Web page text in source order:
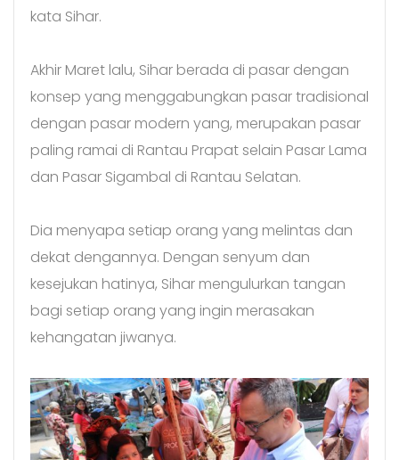
kata Sihar.
Akhir Maret lalu, Sihar berada di pasar dengan
konsep yang menggabungkan pasar tradisional
dengan pasar modern yang, merupakan pasar
paling ramai di Rantau Prapat selain Pasar Lama
dan Pasar Sigambal di Rantau Selatan.
Dia menyapa setiap orang yang melintas dan
dekat dengannya. Dengan senyum dan
kesejukan hatinya, Sihar mengulurkan tangan
bagi setiap orang yang ingin merasakan
kehangatan jiwanya.